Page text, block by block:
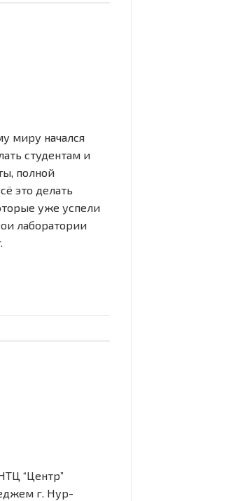
миру начался
студентам и
полной
это делать
уже успели
лаборатории
“Центр”
г. Нур-